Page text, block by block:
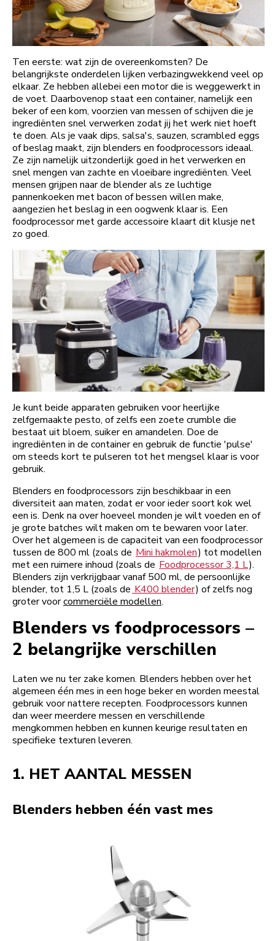
Ten eerste: wat zijn de overeenkomsten? De
belangrijkste onderdelen lijken verbazingwekkend veel op
elkaar. Ze hebben allebei een motor die is weggewerkt in
de voet. Daarbovenop staat een container, namelijk een
beker of een kom, voorzien van messen of schijven die je
ingrediënten snel verwerken zodat jij het werk niet hoeft
te doen. Als je vaak dips, salsa's, sauzen, scrambled eggs
of beslag maakt, zijn blenders en foodprocessors ideaal.
Ze zijn namelijk uitzonderlijk goed in het verwerken en
snel mengen van zachte en vloeibare ingrediënten. Veel
mensen grijpen naar de blender als ze luchtige
pannenkoeken met bacon of bessen willen make,
aangezien het beslag in een oogwenk klaar is. Een
foodprocessor met garde accessoire klaart dit klusje net
zo goed.
Je kunt beide apparaten gebruiken voor heerlijke
zelfgemaakte pesto, of zelfs een zoete crumble die
bestaat uit bloem, suiker en amandelen. Doe de
ingrediënten in de container en gebruik de functie 'pulse'
om steeds kort te pulseren tot het mengsel klaar is voor
gebruik.
Blenders en foodprocessors zijn beschikbaar in een
diversiteit aan maten, zodat er voor ieder soort kok wel
een is. Denk na over hoeveel monden je wilt voeden en of
je grote batches wilt maken om te bewaren voor later.
Over het algemeen is de capaciteit van een foodprocessor
tussen de 800 ml (zoals de Mini hakmolen) tot modellen
met een ruimere inhoud (zoals de Foodprocessor 3,1 L).
Blenders zijn verkrijgbaar vanaf 500 ml, de persoonlijke
blender, tot 1,5 L (zoals de K400 blender) of zelfs nog
groter voorcommerciële modellen.
Blenders vs foodprocessors –
2 belangrijke verschillen
Laten we nu ter zake komen. Blenders hebben over het
algemeen één mes in een hoge beker en worden meestal
gebruik voor nattere recepten. Foodprocessors kunnen
dan weer meerdere messen en verschillende
mengkommen hebben en kunnen keurige resultaten en
specifieke texturen leveren.
1. HET AANTAL MESSEN
Blenders hebben één vast mes